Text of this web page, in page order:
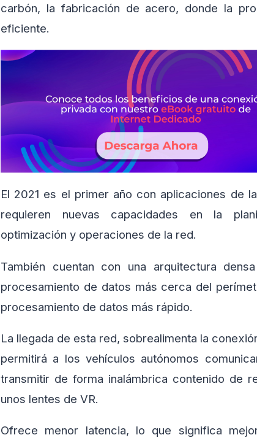
carbón, la fabricación de acero, donde la
eficiente.
El 2021 es el primer año con aplicaciones de
requieren nuevas capacidades en la
optimización y operaciones de la red.
También cuentan con una arquitectura
procesamiento de datos más cerca del
procesamiento de datos más rápido.
La llegada de esta red, sobrealimenta la
permitirá a los vehículos autónomos
transmitir de forma inalámbrica contenido de
unos lentes de VR.
Ofrece menor latencia, lo que significa